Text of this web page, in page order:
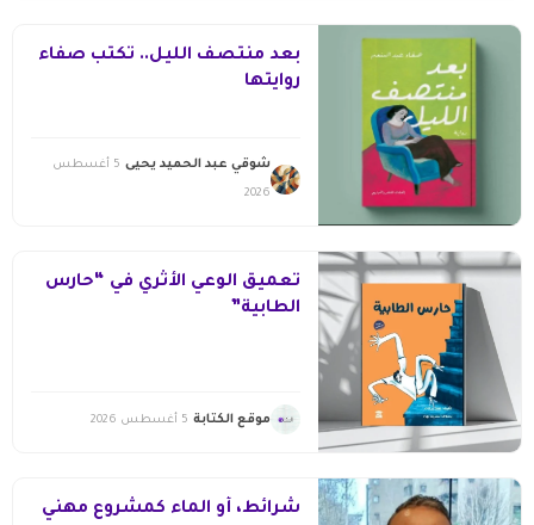
بعد منتصف الليل.. تكتب صفاء
روايتها
شوقي عبد الحميد يحيى 5 أغسطس
2026
تعميق الوعي الأثري في “حارس
الطابية”
موقع الكتابة 5 أغسطس 2026
شرائط، أو الماء كمشروع مهني